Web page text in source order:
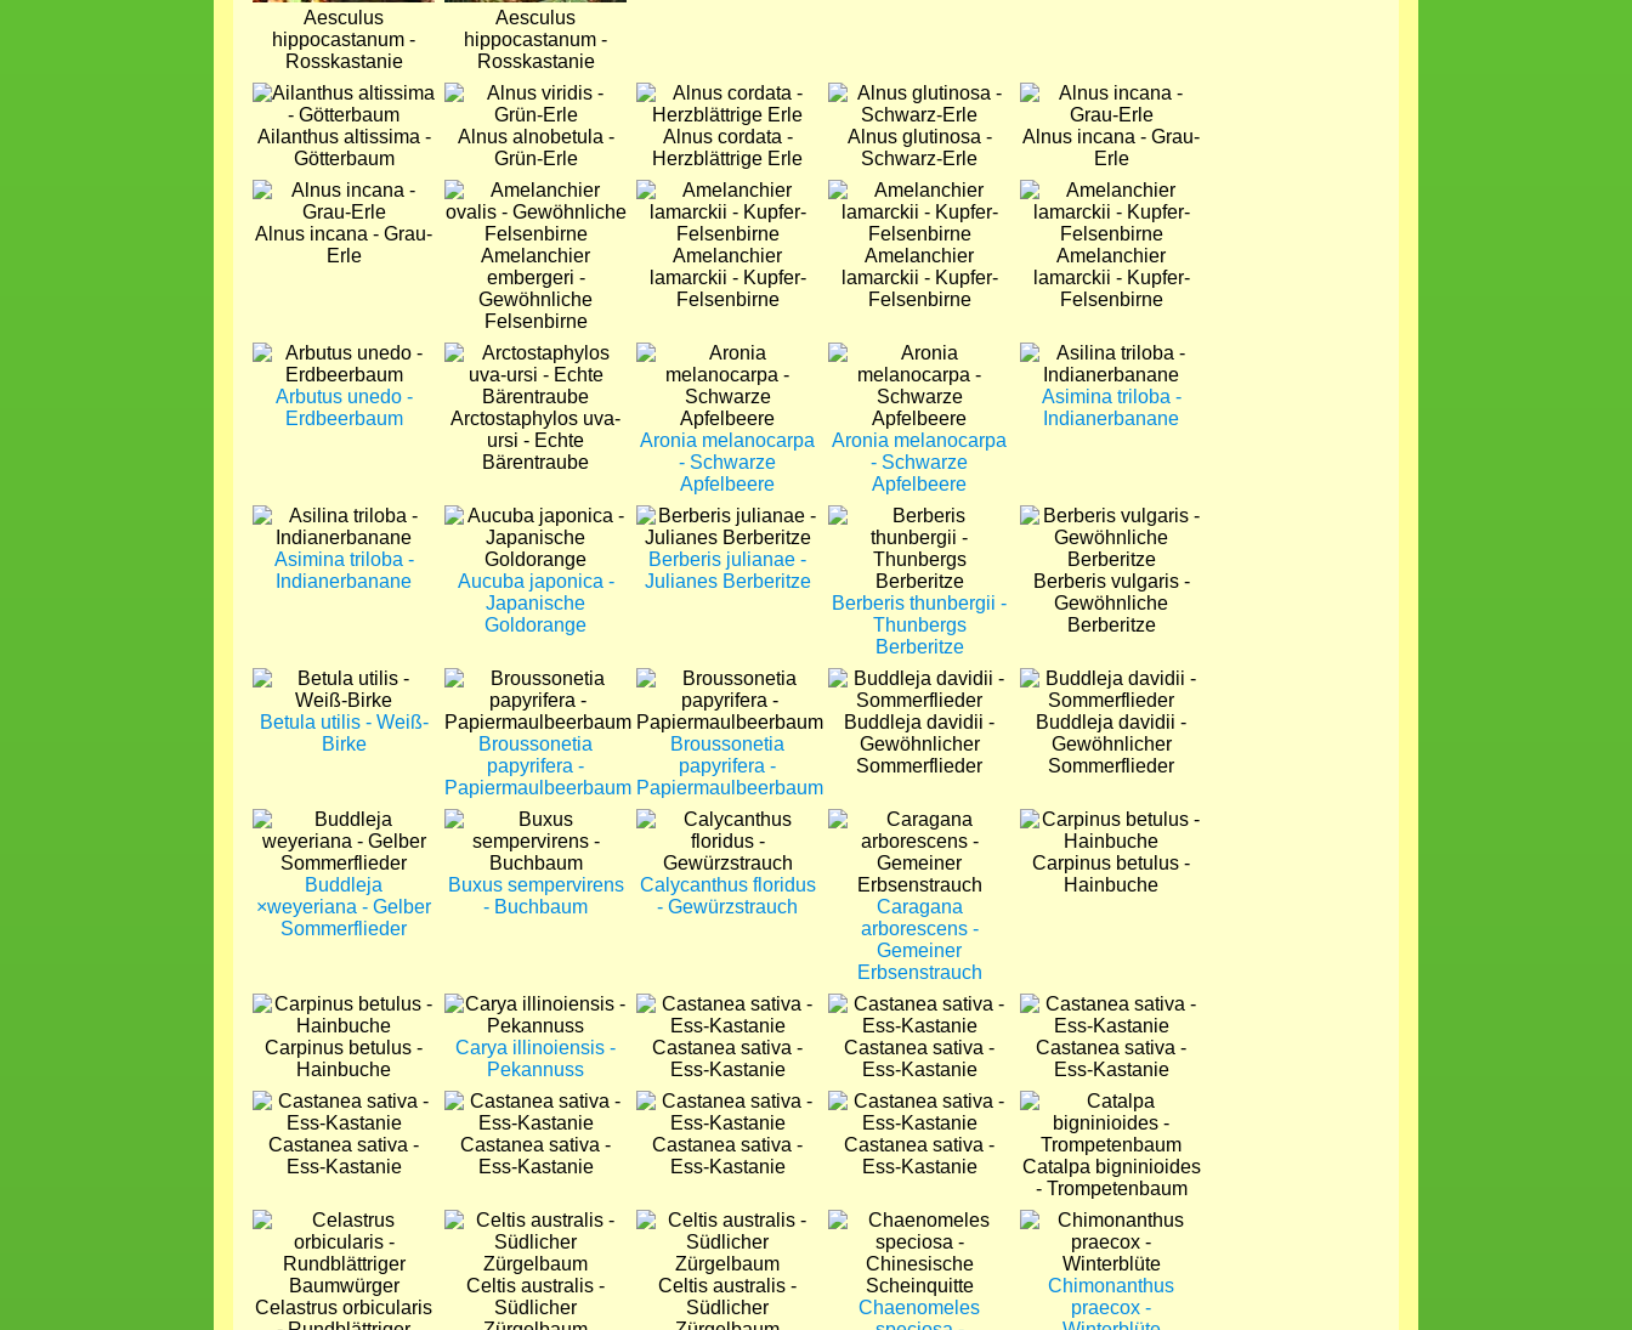
Aesculus
hippocastanum -
Rosskastanie
Aesculus
hippocastanum -
Rosskastanie
Bild
Ailanthus altissima -
Götterbaum
Bild
Alnus alnobetula -
Grün-Erle
Bild
Alnus cordata -
Herzblättrige Erle
Bild
Alnus glutinosa -
Schwarz-Erle
Bild
Alnus incana - Grau-
Erle
Bild
Alnus incana - Grau-
Erle
Bild
Amelanchier
embergeri -
Gewöhnliche
Felsenbirne
Bild
Amelanchier
lamarckii - Kupfer-
Felsenbirne
Bild
Amelanchier
lamarckii - Kupfer-
Felsenbirne
Bild
Amelanchier
lamarckii - Kupfer-
Felsenbirne
Bild
Arbutus unedo -
Erdbeerbaum
Bild
Arctostaphylos uva-
ursi - Echte
Bärentraube
Bild
Aronia melanocarpa
- Schwarze
Apfelbeere
Bild
Aronia melanocarpa
- Schwarze
Apfelbeere
Bild
Asimina triloba -
Indianerbanane
Bild
Asimina triloba -
Indianerbanane
Bild
Aucuba japonica -
Japanische
Goldorange
Bild
Berberis julianae -
Julianes Berberitze
Bild
Berberis thunbergii -
Thunbergs
Berberitze
Bild
Berberis vulgaris -
Gewöhnliche
Berberitze
Bild
Betula utilis - Weiß-
Birke
Bild
Broussonetia
papyrifera -
Papiermaulbeerbaum
Bild
Broussonetia
papyrifera -
Papiermaulbeerbaum
Bild
Buddleja davidii -
Gewöhnlicher
Sommerflieder
Bild
Buddleja davidii -
Gewöhnlicher
Sommerflieder
Bild
Buddleja
×weyeriana - Gelber
Sommerflieder
Bild
Buxus sempervirens
- Buchbaum
Bild
Calycanthus floridus
- Gewürzstrauch
Bild
Caragana
arborescens -
Gemeiner
Erbsenstrauch
Bild
Carpinus betulus -
Hainbuche
Bild
Carpinus betulus -
Hainbuche
Bild
Carya illinoiensis -
Pekannuss
Bild
Castanea sativa -
Ess-Kastanie
Bild
Castanea sativa -
Ess-Kastanie
Bild
Castanea sativa -
Ess-Kastanie
Bild
Castanea sativa -
Ess-Kastanie
Bild
Castanea sativa -
Ess-Kastanie
Bild
Castanea sativa -
Ess-Kastanie
Bild
Castanea sativa -
Ess-Kastanie
Bild
Catalpa bigninioides
- Trompetenbaum
Bild
Celastrus orbicularis
Bild
Celtis australis -
Südlicher
Bild
Celtis australis -
Südlicher
Bild
Chaenomeles
Bild
Chimonanthus
praecox -